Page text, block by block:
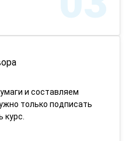
и составляем
только подписать
курс.